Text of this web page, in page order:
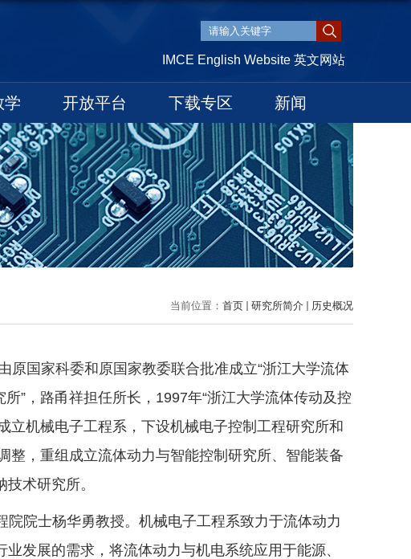
IMCE English Website 英文网站
学 开放平台 下载专区 新闻
当前位置： 首页 研究所简介 历史概况
国家科委和原国家教委联合批准成立“浙江大学流体
”，路甬祥担任所长，1997年“浙江大学流体传动及控
立机械电子工程系，下设机械电子控制工程研究所和
整，重组成立流体动力与智能控制研究所、智能装备
术研究所。
院士杨华勇教授。机械电子工程系致力于流体动力
发展的需求，将流体动力与机电系统应用于能源、